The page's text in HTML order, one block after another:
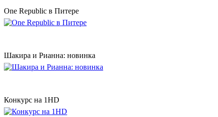
One Republic в Питере
Шакира и Рианна: новинка
Конкурс на 1HD